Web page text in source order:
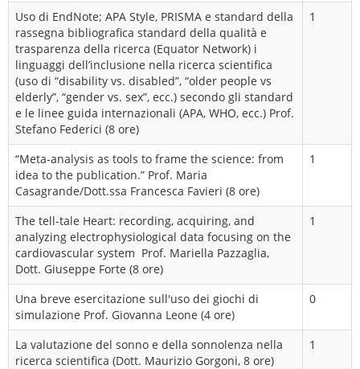
Uso di EndNote; APA Style, PRISMA e standard della
rassegna bibliografica standard della qualità e
trasparenza della ricerca (Equator Network) i
linguaggi dell’inclusione nella ricerca scientifica
(uso di “disability vs. disabled”, “older people vs
elderly”, “gender vs. sex”, ecc.) secondo gli standard
e le linee guida internazionali (APA, WHO, ecc.) Prof.
Stefano Federici (8 ore)
1
“Meta-analysis as tools to frame the science: from
idea to the publication.” Prof. Maria
Casagrande/Dott.ssa Francesca Favieri (8 ore)
1
The tell-tale Heart: recording, acquiring, and
analyzing electrophysiological data focusing on the
cardiovascular system Prof. Mariella Pazzaglia,
Dott. Giuseppe Forte (8 ore)
1
Una breve esercitazione sull'uso dei giochi di
simulazione Prof. Giovanna Leone (4 ore)
0
La valutazione del sonno e della sonnolenza nella
ricerca scientifica (Dott. Maurizio Gorgoni, 8 ore)
1